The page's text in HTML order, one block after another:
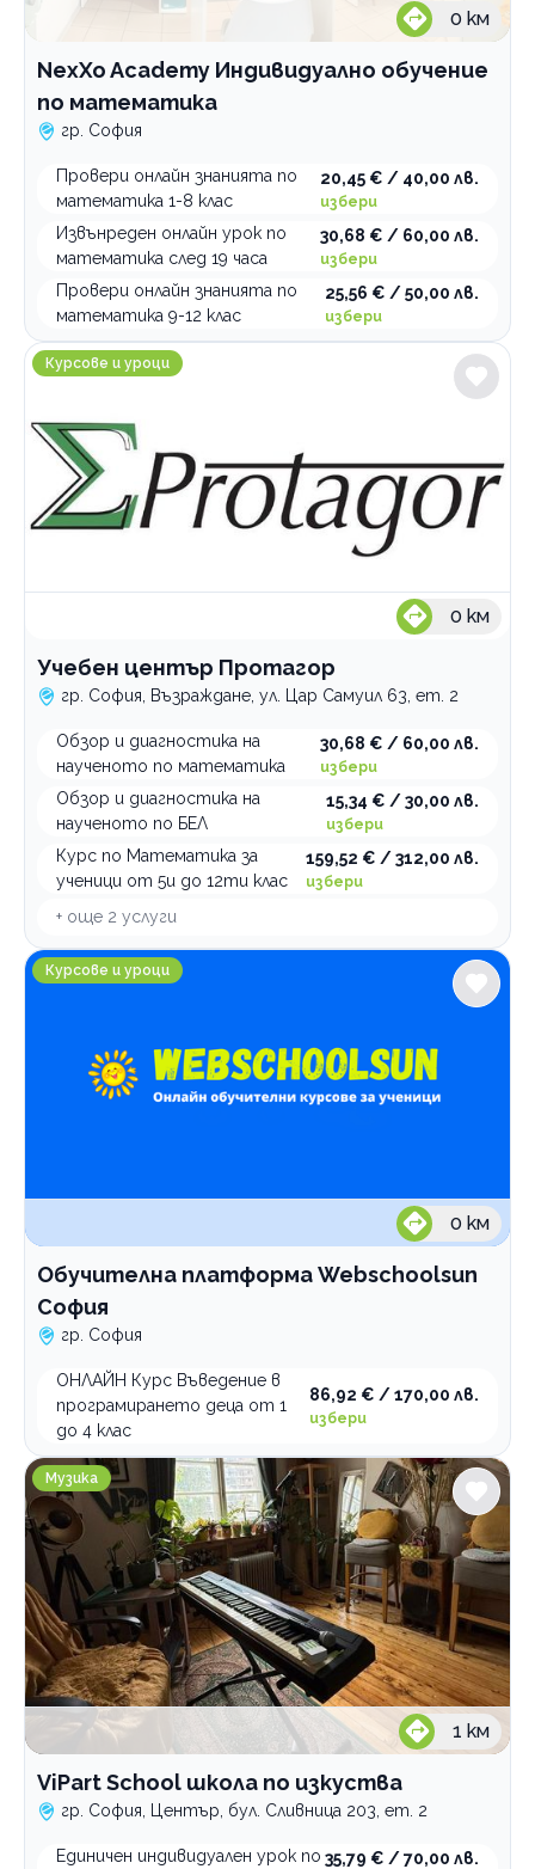
0 км
NexXo Academy Индивидуално обучение
по математика
гр. София
Провери онлайн знанията по
математика 1-8 клас
20,45 € / 40,00 лв.
избери
Извънреден онлайн урок по
математика след 19 часа
30,68 € / 60,00 лв.
избери
Провери онлайн знанията по
математика 9-12 клас
25,56 € / 50,00 лв.
избери
Учебен център Протагор
Курсове и уроци
0 км
Учебен център Протагор
гр. София, Възраждане, ул. Цар Самуил 63, ет. 2
Обзор и диагностика на
наученото по математика
30,68 € / 60,00 лв.
избери
Обзор и диагностика на
наученото по БЕЛ
15,34 € / 30,00 лв.
избери
Курс по Математика за
ученици от 5и до 12ти клас
159,52 € / 312,00 лв.
избери
+ още 2 услуги
Обучителна платформа Webschoolsun София
Курсове и уроци
0 км
Обучителна платформа Webschoolsun
София
гр. София
ОНЛАЙН Курс Въведение в
програмирането деца от 1
до 4 клас
86,92 € / 170,00 лв.
избери
ViPart School школа по изкуства
Музика
1 км
ViPart School школа по изкуства
гр. София, Център, бул. Сливница 203, ет. 2
Единичен индивидуален урок по 35,79 € / 70,00 лв.